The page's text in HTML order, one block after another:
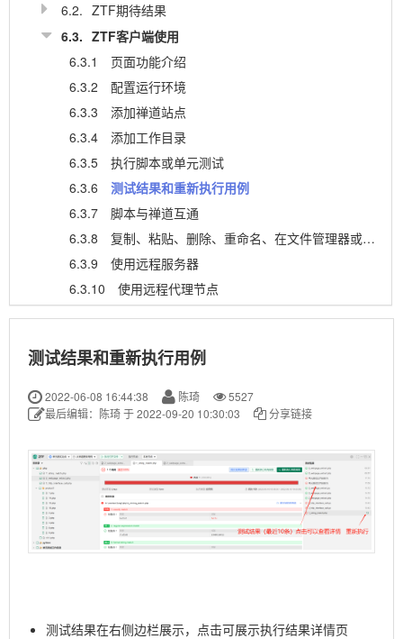
6.2. ZTF期待结果
6.3. ZTF客户端使用
6.3.1
页面功能介绍
6.3.2
配置运行环境
6.3.3
添加禅道站点
6.3.4
添加工作目录
6.3.5
执行脚本或单元测试
6.3.6
测试结果和重新执行用例
6.3.7
脚本与禅道互通
6.3.8
复制、粘贴、删除、重命名、在文件管理器或命令行打开
6.3.9
使用远程服务器
6.3.10
使用远程代理节点
6.4
脚本中穿插编写测试步骤和期待结果
6.6
禅道用例同步
6.7
执行测试脚本
6.8
测试结果提交
6.10
用例信息查看
主流自动化脚本语言支持
自动化测试工具支持
单元测试框架支持
7. 开发指南
测试结果和重新执行用例
2022-06-08 16:44:38 陈琦
5527
最后编辑：陈琦 于 2022-09-20 10:30:03
分享链接
测试结果在右侧边栏展示，点击可展示执行结果详情页